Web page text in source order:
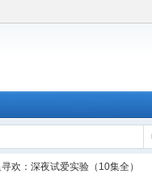
欢：深夜试爱实验（10集全）